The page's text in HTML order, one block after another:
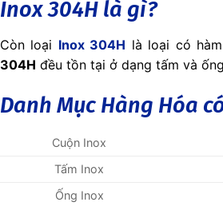
Inox 304H là gì?
Còn loại Inox 304H là loại có
304H đều tồn tại ở dạng tấm và
Danh Mục Hàng Hóa
Cuộn Inox
Tấm Inox
Ống Inox